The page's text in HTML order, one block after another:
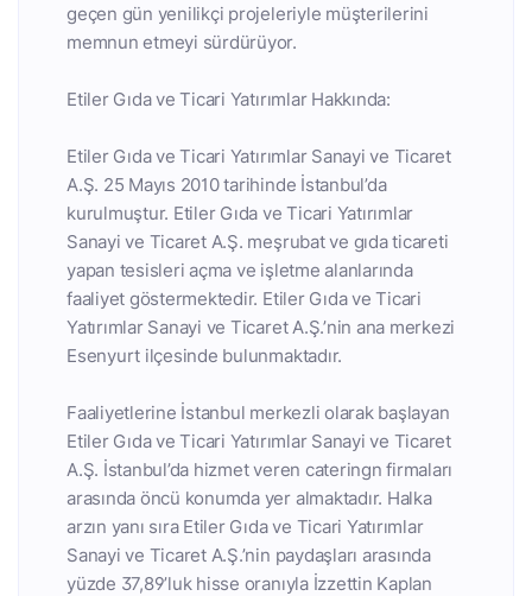
geçen gün yenilikçi projeleriyle müşterilerini
memnun etmeyi sürdürüyor.
Etiler Gıda ve Ticari Yatırımlar Hakkında:
Etiler Gıda ve Ticari Yatırımlar Sanayi ve Ticaret
A.Ş. 25 Mayıs 2010 tarihinde İstanbul’da
kurulmuştur. Etiler Gıda ve Ticari Yatırımlar
Sanayi ve Ticaret A.Ş. meşrubat ve gıda ticareti
yapan tesisleri açma ve işletme alanlarında
faaliyet göstermektedir. Etiler Gıda ve Ticari
Yatırımlar Sanayi ve Ticaret A.Ş.’nin ana merkezi
Esenyurt ilçesinde bulunmaktadır.
Faaliyetlerine İstanbul merkezli olarak başlayan
Etiler Gıda ve Ticari Yatırımlar Sanayi ve Ticaret
A.Ş. İstanbul’da hizmet veren cateringn firmaları
arasında öncü konumda yer almaktadır. Halka
arzın yanı sıra Etiler Gıda ve Ticari Yatırımlar
Sanayi ve Ticaret A.Ş.’nin paydaşları arasında
yüzde 37,89’luk hisse oranıyla İzzettin Kaplan